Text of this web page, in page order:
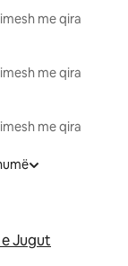
me qira
me qira
me qira
Jugut